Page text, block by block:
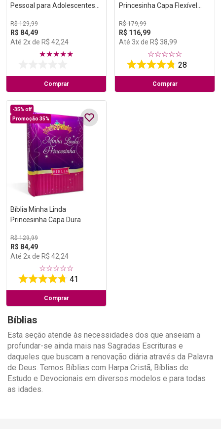
Pessoal para Adolescentes
NVT
R$ 129,99
R$ 84,49
Até 2x de R$ 42,24
★★★★★
Comprar
Princesinha Capa Flexível
R$ 179,99
R$ 116,99
Até 3x de R$ 38,99
☆☆☆☆☆
28
Comprar
-35% off
Promoção 35%
Bíblia Minha Linda
Princesinha Capa Dura
R$ 129,99
R$ 84,49
Até 2x de R$ 42,24
☆☆☆☆☆
41
Comprar
Bíblias
Esta seção atende às necessidades dos que anseiam a
profundar-se ainda mais nas Sagradas Escrituras e
daqueles que buscam a renovação diária através da Palavra
de Deus. Temos Bíblias com Harpa Cristã, Bíblias de
Estudo e Devocionais em diversos modelos e para todas
as idades.